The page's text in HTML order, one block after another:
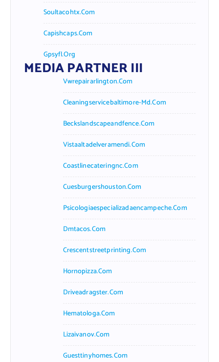
Soultacohtx.com
Capishcaps.com
Gpsyfl.org
MEDIA PARTNER III
Vwrepairarlington.com
Cleaningservicebaltimore-Md.com
Beckslandscapeandfence.com
Vistaaltadelveramendi.com
Coastlinecateringnc.com
Cuesburgershouston.com
Psicologiaespecializadaencampeche.com
Dmtacos.com
Crescentstreetprinting.com
Hornopizza.com
Driveadragster.com
Hematologa.com
Lizaivanov.com
Guesttinyhomes.com